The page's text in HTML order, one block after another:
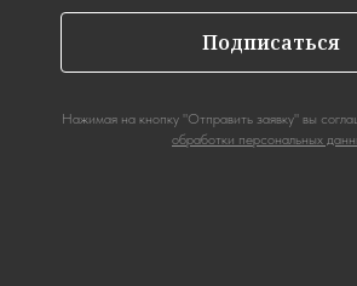
Подписаться
Нажимая на кнопку "Отправить заявку" вы
обработки персональных